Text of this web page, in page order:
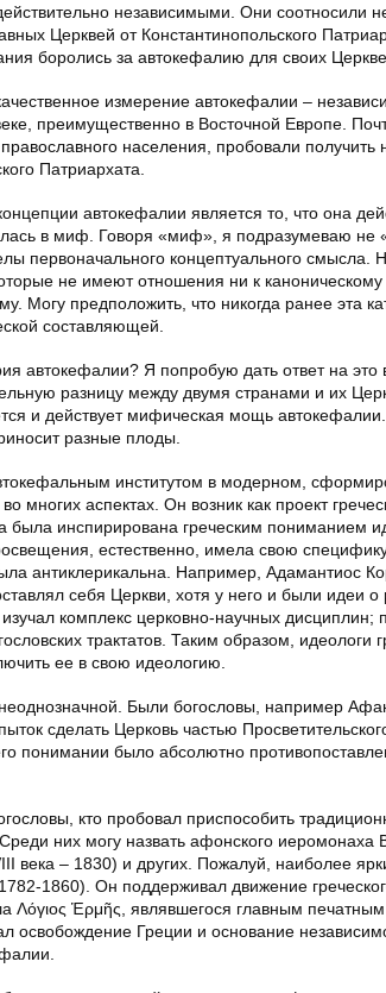
независимыми. Они соотносили
Церквей от Константинопольского
боролись за автокефалию для своих
измерение автокефалии –
преимущественно в Восточной Европе.
населения, пробовали получить
Патриархата.
автокефалии является то, что она
в миф. Говоря «миф», я подразумеваю не
первоначального концептуального смысла.
не имеют отношения ни к
Могу предположить, что никогда ранее эта
составляющей.
автокефалии? Я попробую дать ответ на это
разницу между двумя странами и их
и действует мифическая мощь
разные плоды.
институтом в модерном,
многих аспектах. Он возник как проект
была инспирирована греческим пониманием
естественно, имела свою
антиклерикальна. Например, Адамантиос
себя Церкви, хотя у него и были идеи
комплекс церковно-научных дисциплин;
трактатов. Таким образом,
ее в свою идеологию.
Были богословы, например
сделать Церковь частью
понимании было абсолютно
кто пробовал приспособить
них могу назвать афонского иеромонаха
века – 1830) и других. Пожалуй, наиболее
1860). Он поддерживал движение
Λόγιος Ἑρμῆς, являвшегося главным
освобождение Греции и основание